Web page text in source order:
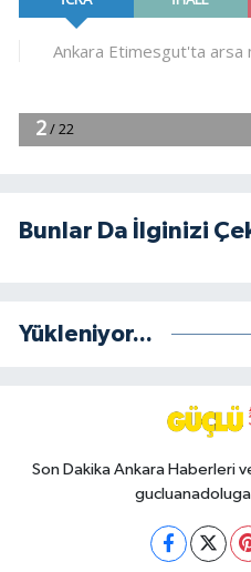
Bunlar Da İlginizi
Yükleniyor...
Son Dakika Ankara Haberleri